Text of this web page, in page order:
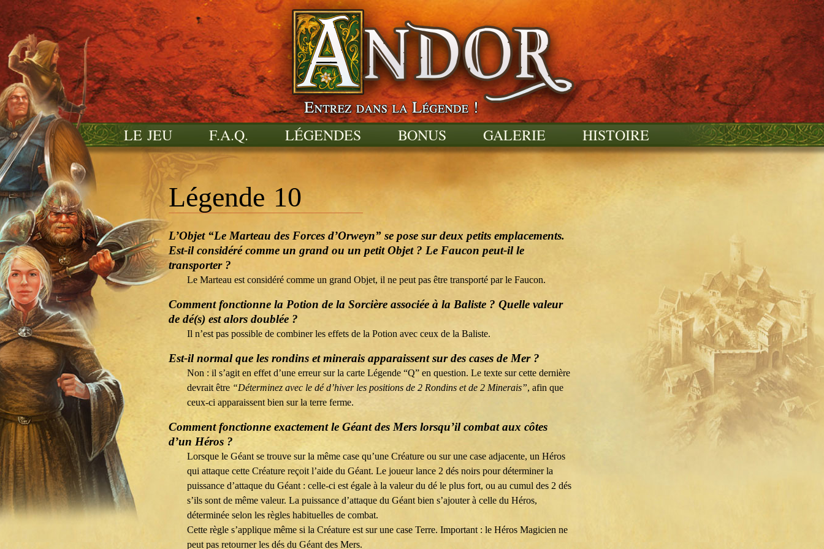
LE JEU F.A.Q. LÉGENDES BONUS GALERIE HISTOIRE
Légende 10
L’Objet “Le Marteau des Forces d’Orweyn” se pose sur deux petits emplacements.
Est-il considéré comme un grand ou un petit Objet ? Le Faucon peut-il le
transporter ?
Le Marteau est considéré comme un grand Objet, il ne peut pas être transporté par le Faucon.
Comment fonctionne la Potion de la Sorcière associée à la Baliste ? Quelle valeur
de dé(s) est alors doublée ?
Il n’est pas possible de combiner les effets de la Potion avec ceux de la Baliste.
Est-il normal que les rondins et minerais apparaissent sur des cases de Mer ?
Non : il s’agit en effet d’une erreur sur la carte Légende “Q” en question. Le texte sur cette dernière
devrait être “Déterminez avec le dé d’hiver les positions de 2 Rondins et de 2 Minerais”, afin que
ceux-ci apparaissent bien sur la terre ferme.
Comment fonctionne exactement le Géant des Mers lorsqu’il combat aux côtes
d’un Héros ?
Lorsque le Géant se trouve sur la même case qu’une Créature ou sur une case adjacente, un Héros
qui attaque cette Créature reçoit l’aide du Géant. Le joueur lance 2 dés noirs pour déterminer la
puissance d’attaque du Géant : celle-ci est égale à la valeur du dé le plus fort, ou au cumul des 2 dés
s’ils sont de même valeur. La puissance d’attaque du Géant bien s’ajouter à celle du Héros,
déterminée selon les règles habituelles de combat.
Cette règle s’applique même si la Créature est sur une case Terre. Important : le Héros Magicien ne
peut pas retourner les dés du Géant des Mers.